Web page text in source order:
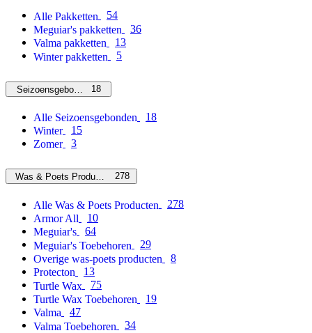
Alle Pakketten
54
Meguiar's pakketten
36
Valma pakketten
13
Winter pakketten
5
Seizoensgebonden18
Alle Seizoensgebonden
18
Winter
15
Zomer
3
Was & Poets Producten 278
Alle Was & Poets Producten
278
Armor All
10
Meguiar's
64
Meguiar's Toebehoren
29
Overige was-poets producten
8
Protecton
13
Turtle Wax
75
Turtle Wax Toebehoren
19
Valma
47
Valma Toebehoren
34